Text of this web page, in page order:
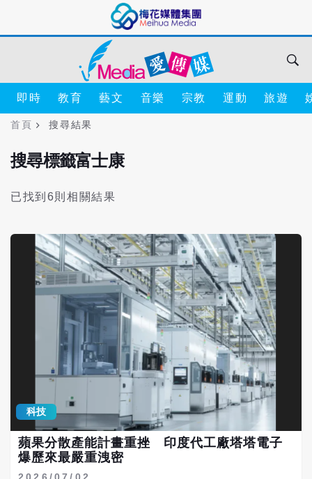
即時 教育 藝文 音樂 宗教 運動 旅遊
首頁 搜尋結果
搜尋標籤富士康
已找到6則相關結果
科技
蘋果分散產能計畫重挫 印度代工廠塔塔電子
爆歷來最嚴重洩密
2026/07/02